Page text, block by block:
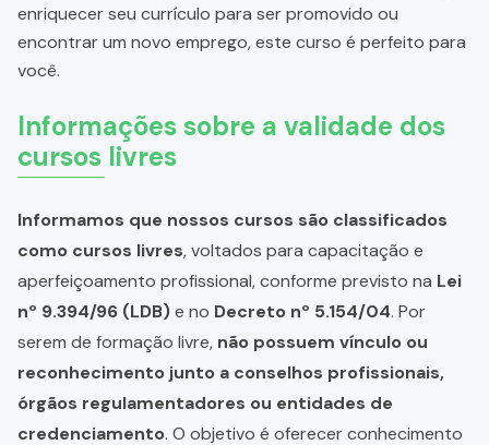
enriquecer seu currículo para ser promovido ou
encontrar um novo emprego, este curso é perfeito para
você.
Informações sobre a validade dos
cursos livres
Informamos que nossos cursos são classificados
como cursos livres, voltados para capacitação e
aperfeiçoamento profissional, conforme previsto na Lei
nº 9.394/96 (LDB)e no Decreto nº 5.154/04. Por
serem de formação livre, não possuem vínculo ou
reconhecimento junto a conselhos profissionais,
órgãos regulamentadores ou entidades de
credenciamento. O objetivo é oferecer conhecimento